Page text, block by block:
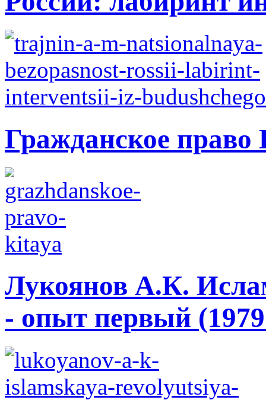
Гражданское право
Лукоянов А.К.
- опыт первый